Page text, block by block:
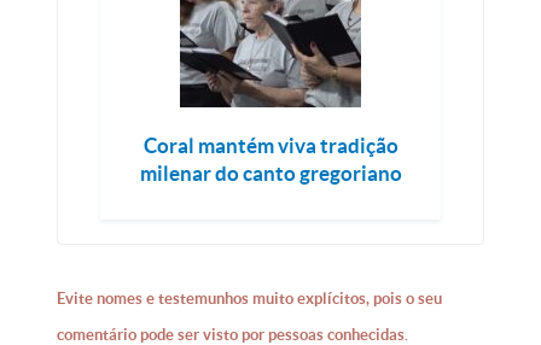
Coral mantém viva tradição
milenar do canto gregoriano
Evite nomes e testemunhos muito explícitos, pois o seu
comentário pode ser visto por pessoas conhecidas.